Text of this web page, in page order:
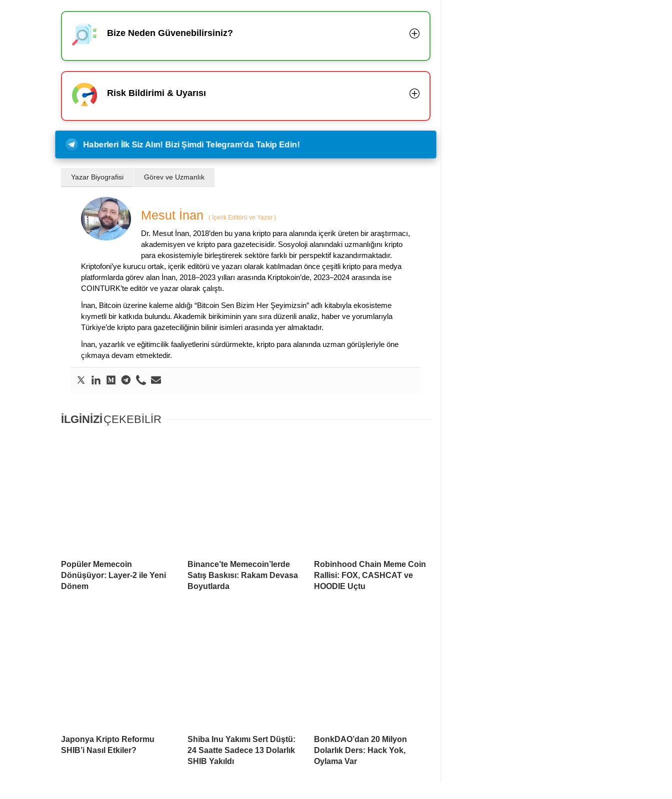
Bize Neden Güvenebilirsiniz?
Risk Bildirimi & Uyarısı
Haberleri İlk Siz Alın! Bizi Şimdi Telegram'da Takip Edin!
Yazar Biyografisi Görev ve Uzmanlık
Mesut İnan ( İçerik Editörü ve Yazar )
Dr. Mesut İnan, 2018’den bu yana kripto para alanında içerik üreten bir araştırmacı,
akademisyen ve kripto para gazetecisidir. Sosyoloji alanındaki uzmanlığını kripto
para ekosistemiyle birleştirerek sektöre farklı bir perspektif kazandırmaktadır.
Kriptofoni’ye kurucu ortak, içerik editörü ve yazarı olarak katılmadan önce çeşitli kripto para medya
platformlarda görev alan İnan, 2018–2023 yılları arasında Kriptokoin’de, 2023–2024 arasında ise
COINTURK’te editör ve yazar olarak çalıştı.
İnan, Bitcoin üzerine kaleme aldığı “Bitcoin Sen Bizim Her Şeyimizsin” adlı kitabıyla ekosisteme
kıymetli bir katkıda bulundu. Akademik birikiminin yanı sıra düzenli analiz, haber ve yorumlarıyla
Türkiye’de kripto para gazeteciliğinin bilinir isimleri arasında yer almaktadır.
İnan, yazarlık ve eğitimcilik faaliyetlerini sürdürmekte, kripto para alanında uzman görüşleriyle öne
çıkmaya devam etmektedir.
İLGİNİZİÇEKEBİLİR
Popüler Memecoin
Dönüşüyor: Layer-2 ile Yeni
Dönem
Binance’te Memecoin’lerde
Satış Baskısı: Rakam Devasa
Boyutlarda
Robinhood Chain Meme Coin
Rallisi: FOX, CASHCAT ve
HOODIE Uçtu
Japonya Kripto Reformu
SHIB’i Nasıl Etkiler?
Shiba Inu Yakımı Sert Düştü:
24 Saatte Sadece 13 Dolarlık
SHIB Yakıldı
BonkDAO’dan 20 Milyon
Dolarlık Ders: Hack Yok,
Oylama Var